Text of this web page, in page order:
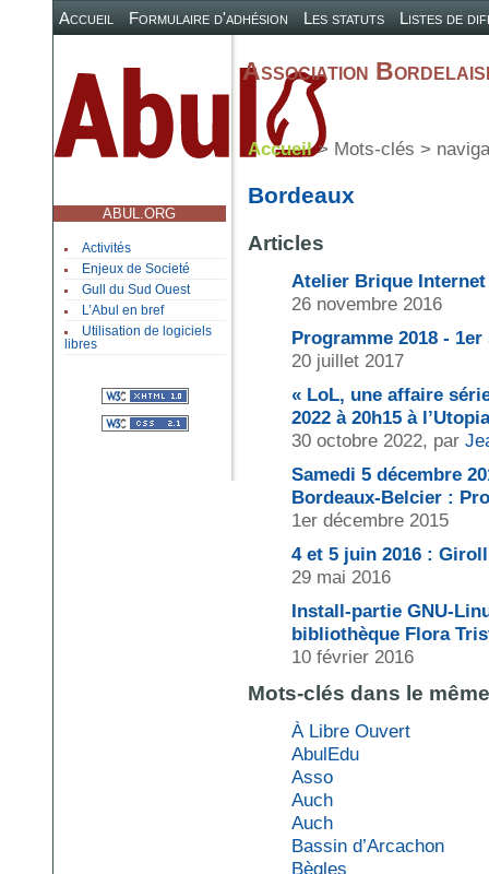
Accueil Formulaire d'adhésion Les statuts Listes de
ABUL.ORG
Activités
Enjeux de Societé
Gull du Sud Ouest
L’Abul en bref
Utilisation de logiciels
libres
Association
Accueil> Mots-clés >
Bordeaux
Articles
Atelier Brique Internet
26 novembre 2016
Programme 2018 -
20 juillet 2017
« LoL, une affaire
2022 à 20h15 à
30 octobre 2022, par
Samedi 5 décembre
Bordeaux-Belcier :
1er décembre 2015
4 et 5 juin 2016 :
29 mai 2016
Install-partie GNU-
bibliothèque Flora
10 février 2016
Mots-clés dans le
À Libre Ouvert
AbulEdu
Asso
Auch
Auch
Bassin d’Arcachon
Bègles